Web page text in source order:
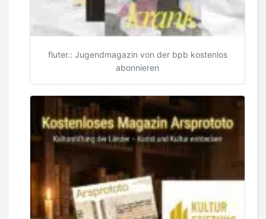
fluter.: Jugendmagazin von der bpb kostenlos
abonnieren